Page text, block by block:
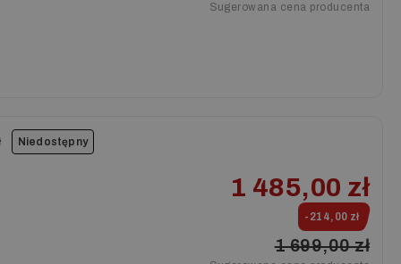
Sugerowana cena producenta
Niedostępny
1 485,00 zł
-214,00 zł
1 699,00 zł